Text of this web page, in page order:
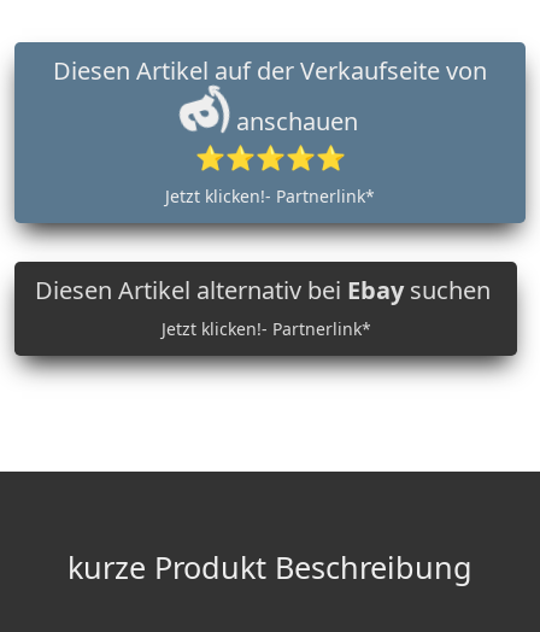
anschauen
⭐⭐⭐⭐⭐
Jetzt klicken!- Partnerlink*
Diesen Artikel alternativ bei Ebaysuchen
Jetzt klicken!- Partnerlink*
kurze Produkt Beschreibung